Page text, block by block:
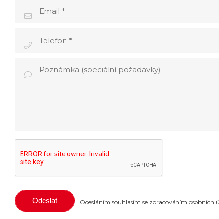
Odesláním souhlasím se zpracováním osobních